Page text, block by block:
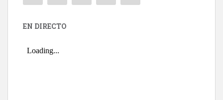
EN DIRECTO